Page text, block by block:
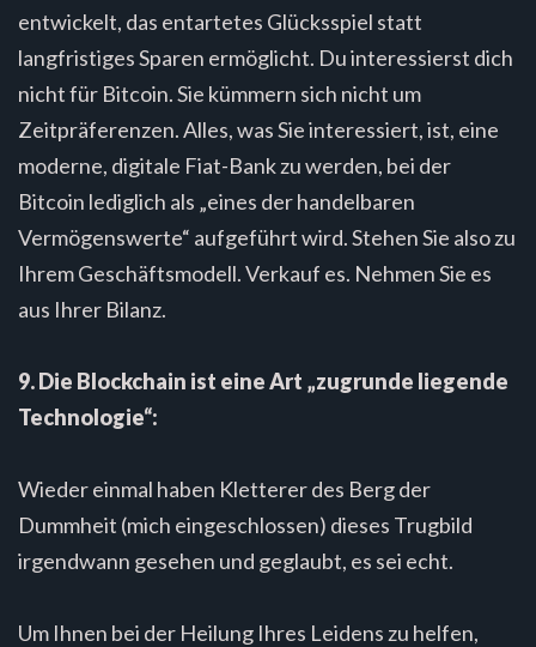
entwickelt, das entartetes Glücksspiel statt
langfristiges Sparen ermöglicht. Du interessierst dich
nicht für Bitcoin. Sie kümmern sich nicht um
Zeitpräferenzen. Alles, was Sie interessiert, ist, eine
moderne, digitale Fiat-Bank zu werden, bei der
Bitcoin lediglich als „eines der handelbaren
Vermögenswerte“ aufgeführt wird. Stehen Sie also zu
Ihrem Geschäftsmodell. Verkauf es. Nehmen Sie es
aus Ihrer Bilanz.
9. Die Blockchain ist eine Art „zugrunde liegende
Technologie“:
Wieder einmal haben Kletterer des Berg der
Dummheit (mich eingeschlossen) dieses Trugbild
irgendwann gesehen und geglaubt, es sei echt.
Um Ihnen bei der Heilung Ihres Leidens zu helfen,